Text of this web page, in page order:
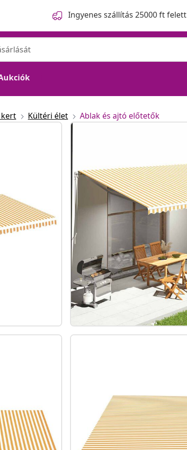
Ingyenes szállítás 25000 ft felett
kert Kültéri élet Ablak és ajtó előtetők